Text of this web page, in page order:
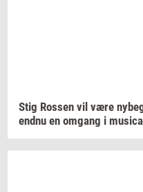
Stig Ros­sen vil være
endnu en om­gang i